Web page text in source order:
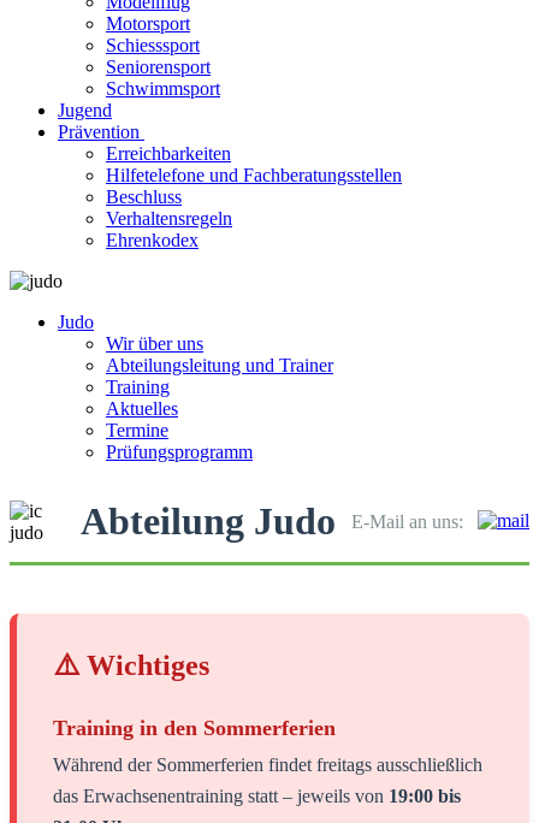
Motorsport
Schiesssport
Seniorensport
Schwimmsport
Jugend
Prävention
Erreichbarkeiten
Hilfetelefone und Fachberatungsstellen
Beschluss
Verhaltensregeln
Ehrenkodex
Judo
Wir über uns
Abteilungsleitung und Trainer
Training
Aktuelles
Termine
Prüfungsprogramm
Abteilung Judo E-Mail an uns:
⚠️ Wichtiges
Training in den Sommerferien
Während der Sommerferien findet freitags ausschließlich
das Erwachsenentraining statt – jeweils von 19:00 bis